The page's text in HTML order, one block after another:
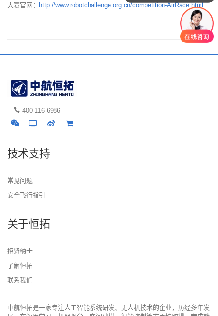
大赛官网： http://www.robotchallenge.org.cn/competition-AirRace.html
400-116-6986
技术支持
常见问题
安全飞行指引
关于恒拓
招贤纳士
了解恒拓
联系我们
中航恒拓是一家专注人工智能系统研发、无人机技术的企业，历经多年发